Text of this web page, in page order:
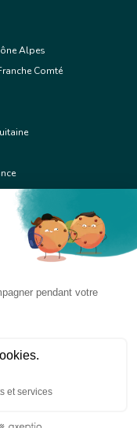
Alpes
Comté
Loire
Côte d'Azur